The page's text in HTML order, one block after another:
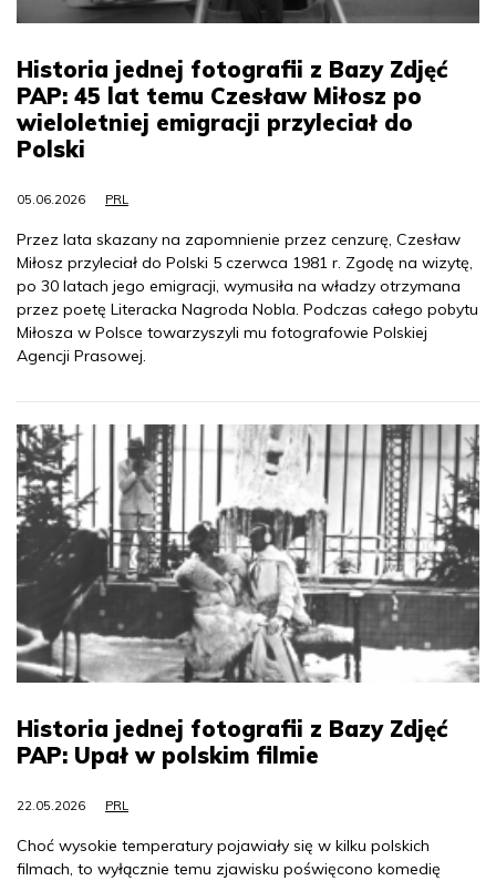
Historia jednej fotografii z Bazy Zdjęć
PAP: 45 lat temu Czesław Miłosz po
wieloletniej emigracji przyleciał do
Polski
05.06.2026 PRL
Przez lata skazany na zapomnienie przez cenzurę, Czesław
Miłosz przyleciał do Polski 5 czerwca 1981 r. Zgodę na wizytę,
po 30 latach jego emigracji, wymusiła na władzy otrzymana
przez poetę Literacka Nagroda Nobla. Podczas całego pobytu
Miłosza w Polsce towarzyszyli mu fotografowie Polskiej
Agencji Prasowej.
Historia jednej fotografii z Bazy Zdjęć
PAP: Upał w polskim filmie
22.05.2026 PRL
Choć wysokie temperatury pojawiały się w kilku polskich
filmach, to wyłącznie temu zjawisku poświęcono komedię